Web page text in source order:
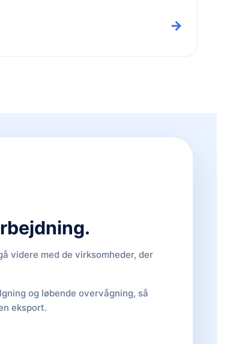
→
videre med de virksomheder, der
og løbende overvågning, så
eksport.